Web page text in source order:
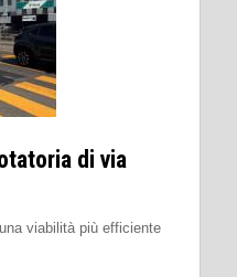
di via
viabilità più efficiente